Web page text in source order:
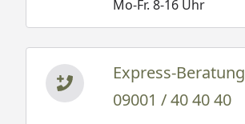
Mo-Fr. 8-16 Uhr
Express-Beratung
09001 / 40 40 40